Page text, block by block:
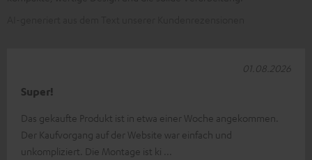
Super!
Das gekaufte Produkt ist in etwa einer Woche angekommen.
Der Kaufvorgang auf der Website war einfach und
unkompliziert. Die Montage ist ki
01.08.2026